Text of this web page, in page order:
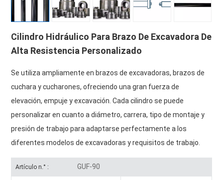
Cilindro Hidráulico Para Brazo De Excavadora De
Alta Resistencia Personalizado
Se utiliza ampliamente en brazos de excavadoras, brazos de
cuchara y cucharones, ofreciendo una gran fuerza de
elevación, empuje y excavación. Cada cilindro se puede
personalizar en cuanto a diámetro, carrera, tipo de montaje y
presión de trabajo para adaptarse perfectamente a los
diferentes modelos de excavadoras y requisitos de trabajo.
Artículo n.° : GUF-90